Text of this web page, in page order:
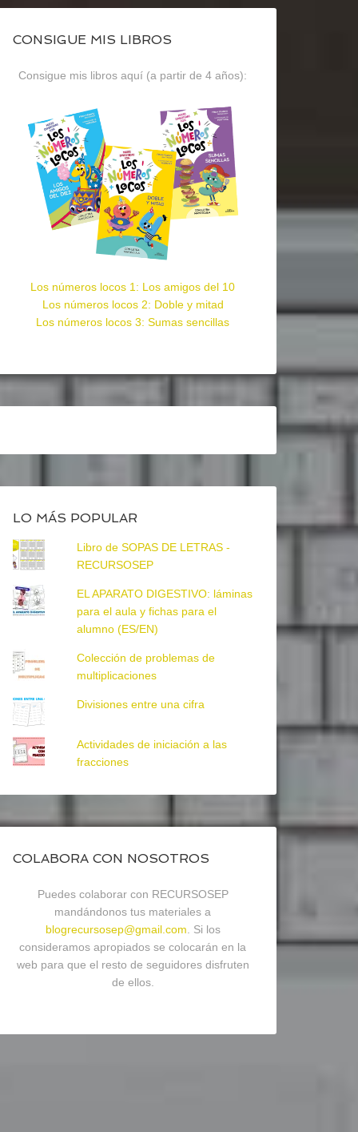
CONSIGUE MIS LIBROS
Consigue mis libros aquí (a partir de 4 años):
Los números locos 1: Los amigos del 10
Los números locos 2: Doble y mitad
Los números locos 3: Sumas sencillas
LO MÁS POPULAR
Libro de SOPAS DE LETRAS -
RECURSOSEP
EL APARATO DIGESTIVO: láminas
para el aula y fichas para el
alumno (ES/EN)
Colección de problemas de
multiplicaciones
Divisiones entre una cifra
Actividades de iniciación a las
fracciones
COLABORA CON NOSOTROS
Puedes colaborar con RECURSOSEP
mandándonos tus materiales a
blogrecursosep@gmail.com . Si los
consideramos apropiados se colocarán en la
web para que el resto de seguidores disfruten
de ellos.